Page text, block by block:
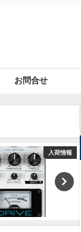
お問合せ
入荷情報